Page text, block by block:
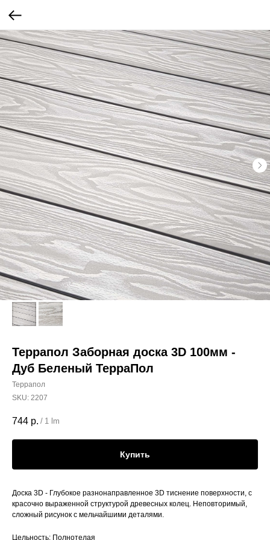
Террапол Заборная доска 3D 100мм -
Дуб Беленый ТерраПол
Террапол
SKU: 2207
744 р. / 1 lm
Купить
Доска 3D - Глубокое разнонаправленное 3D тиснение поверхности, с
красочно выраженной структурой древесных колец. Неповторимый,
сложный рисунок с мельчайшими деталями.
Цельность: Полнотелая